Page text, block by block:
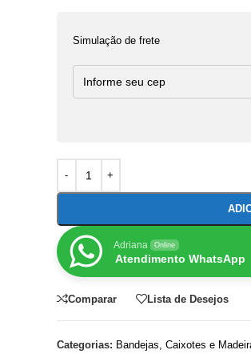
Simulação de frete
Adriana Online
Atendimento WhatsApp
Comparar Lista de Desejos
Categorias: Bandejas, Caixotes e